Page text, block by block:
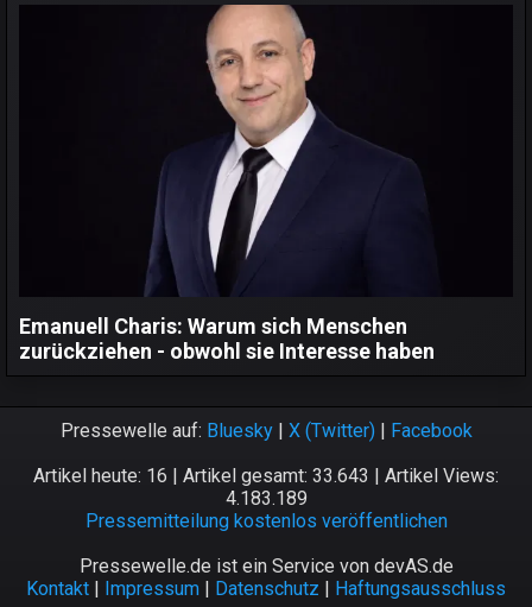
Emanuell Charis: Warum sich Menschen
zurückziehen - obwohl sie Interesse haben
Pressewelle auf: Bluesky| X (Twitter)| Facebook
Artikel heute: 16 | Artikel gesamt: 33.643 | Artikel Views:
4.183.189
Pressemitteilung kostenlos veröffentlichen
Pressewelle.de ist ein Service von devAS.de
Kontakt | Impressum | Datenschutz | Haftungsausschluss